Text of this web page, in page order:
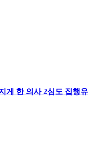
게 한 의사 2심도 집행유